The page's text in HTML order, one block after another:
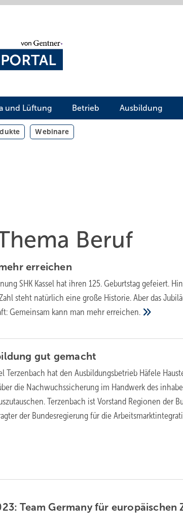
und Lüftung Betrieb Ausbildung
Webinare
Beruf
erreichen
SHK Kassel hat ihren 125. Geburtstag gefeiert.
steht natürlich eine große Historie. Aber das
Gemeinsam kann man mehrerreichen.
gut gemacht
Terzenbach hat den Ausbildungsbetrieb Häfele
die Nachwuchssicherung im Handwerk des
Terzenbach ist Vorstand Regionen der
der Bundes­regierung für die
Team Germany für europäischen